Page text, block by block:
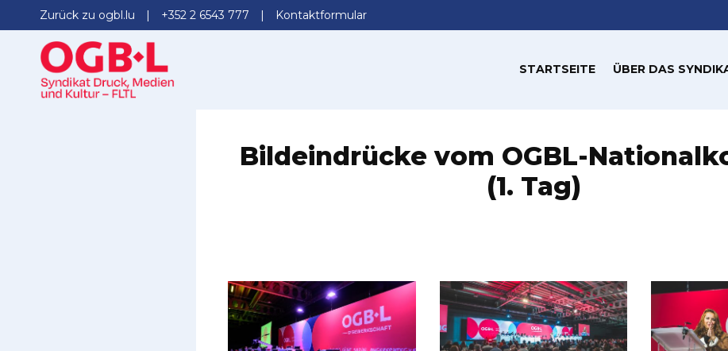
Zurück zu ogbl.lu +352 2 6543 777 Kontaktformular
STARTSEITE ÜBER DAS
Bildeindrücke vom OGBL-
(1. Tag)